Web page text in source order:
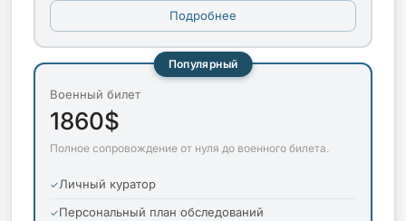
Подробнее
Популярный
Военный билет
1860$
Полное сопровождение от нуля до военного билета.
Личный куратор
Персональный план обследований